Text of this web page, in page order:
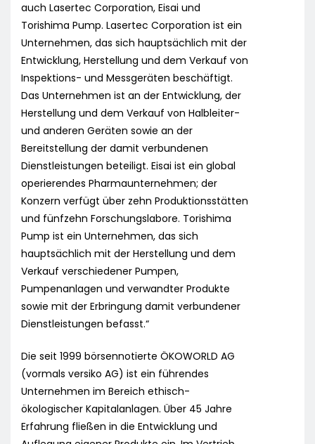
auch Lasertec Corporation, Eisai und
Torishima Pump. Lasertec Corporation ist ein
Unternehmen, das sich hauptsächlich mit der
Entwicklung, Herstellung und dem Verkauf von
Inspektions- und Messgeräten beschäftigt.
Das Unternehmen ist an der Entwicklung, der
Herstellung und dem Verkauf von Halbleiter-
und anderen Geräten sowie an der
Bereitstellung der damit verbundenen
Dienstleistungen beteiligt. Eisai ist ein global
operierendes Pharmaunternehmen; der
Konzern verfügt über zehn Produktionsstätten
und fünfzehn Forschungslabore. Torishima
Pump ist ein Unternehmen, das sich
hauptsächlich mit der Herstellung und dem
Verkauf verschiedener Pumpen,
Pumpenanlagen und verwandter Produkte
sowie mit der Erbringung damit verbundener
Dienstleistungen befasst.“
Die seit 1999 börsennotierte ÖKOWORLD AG
(vormals versiko AG) ist ein führendes
Unternehmen im Bereich ethisch-
ökologischer Kapitalanlagen. Über 45 Jahre
Erfahrung fließen in die Entwicklung und